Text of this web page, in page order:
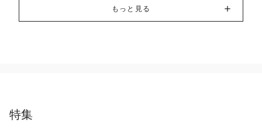
もっと見る
特集